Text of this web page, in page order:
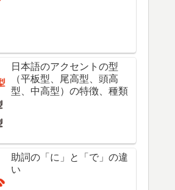
日本語のアクセントの型
（平板型、尾高型、頭高
型、中高型）の特徴、種類
助詞の「に」と「で」の違
い